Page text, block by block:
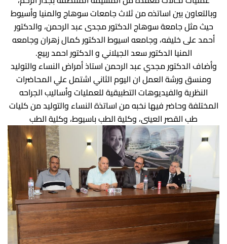
وبالتعاون بين اساتذه من ثلاث جامعات سوهاج والمنيا وأسيوط
حيث مثل جامعة سوهاج الدكتور مجدى عبد الرحمن، والدكتور
أحمد على خليفه، وجامعه اسيوط الدكتور كمال زهران وجامعه
المنيا الدكتور سعد الجيلاني و الدكتور احمد ربيع.
وأضاف الدكتور مجدي عبد الرحمن استاذ أمراض النساء والتوليد
ومنسق ورشة العمل ان اليوم الثاني اشتمل علي المحاضرات
النظرية والفيديوهات التطبيقية للعمليات وأساليب الجراحه
المختلفة وحاضر فيها نخبه من اساتذة النساء والتوليد من كليات
طب القصر العينى، وكلية الطب باسيوط، وكلية الطب